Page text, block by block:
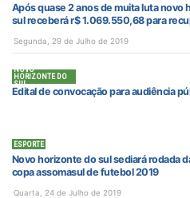
Após quase 2 anos de muita luta novo
sul receberá r$ 1.069.550,68 para
Segunda, 29 de Julho de 2019
NOVO
HORIZONTE DO
SUL
Edital de convocação para audiência
ESPORTE
Novo horizonte do sul sediará rodada
copa assomasul de futebol 2019
Quarta, 24 de Julho de 2019